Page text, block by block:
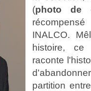
(photo de
INALCO.
histoire, ce
raconte
partition